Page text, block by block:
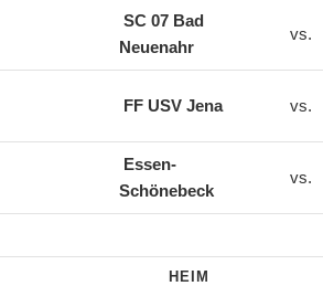
SC 07 Bad
Neuenahr
vs.
FF USV Jena vs.
Essen-
Schönebeck
vs.
HEIM